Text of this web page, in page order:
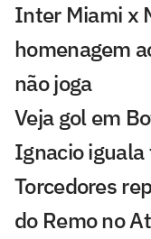
Inter Miami x
homenagem
não joga
Veja gol em
Ignacio iguala
Torcedores
do Remo no